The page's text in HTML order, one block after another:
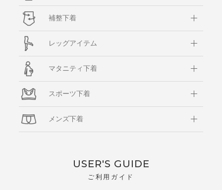
補整下着
レッグアイテム
マタニティ下着
スポーツ下着
メンズ下着
USER'S GUIDE
ご利用ガイド